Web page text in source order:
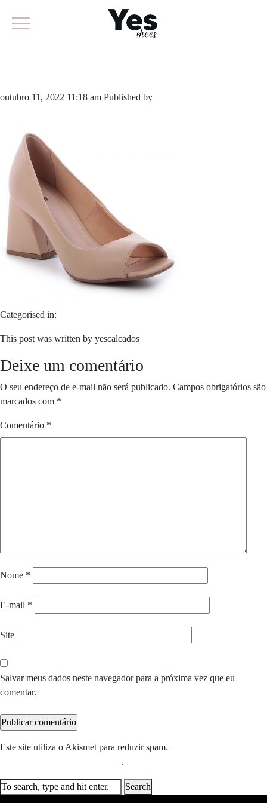
outubro 11, 2022 11:18 am Published by
Categorised in:
This post was written by yescalcados
Deixe um comentário
O seu endereço de e-mail não será publicado. Campos obrigatórios são
marcados com *
Comentário *
Nome *
E-mail *
Site
Salvar meus dados neste navegador para a próxima vez que eu
comentar.
Este site utiliza o Akismet para reduzir spam.
.
Search